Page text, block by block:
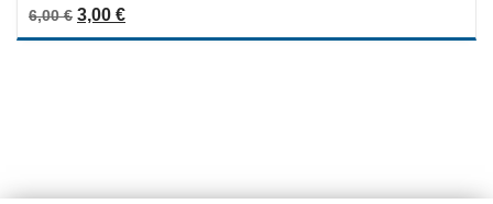
out
of
6,00€ Il prezzo originale era: 6,00 €.
3,00 €Il prezzo attuale è: 3,00 €.